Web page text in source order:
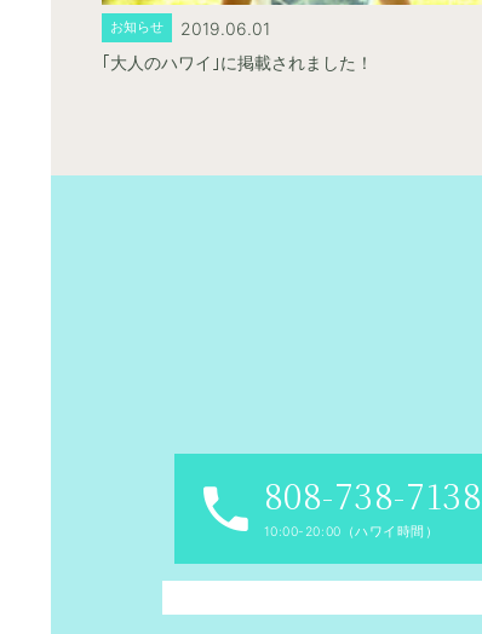
お知らせ
2019.06.01
｢大人のハワイ｣に掲載されました！
808-738-7138
10:00-20:00（ハワイ時間）